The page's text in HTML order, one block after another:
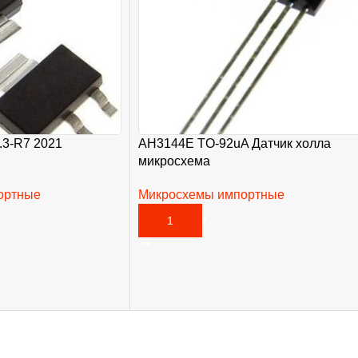
R7 2021
AH3144E TO-92uA Датчик холла
микросхема
Микросхемы импортные
В КОРЗИНУ